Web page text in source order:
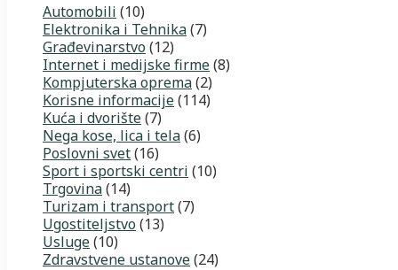
Automobili (10)
Elektronika i Tehnika(7)
Građevinarstvo (12)
Internet i medijske firme(8)
Kompjuterska oprema(2)
Korisne informacije(114)
Kuća i dvorište(7)
Nega kose, lica i tela(6)
Poslovni svet(16)
Sport i sportski centri (10)
Trgovina(14)
Turizam i transport(7)
Ugostiteljstvo (13)
Usluge(10)
Zdravstvene ustanove(24)